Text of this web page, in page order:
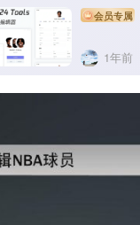
会员专属
1年前